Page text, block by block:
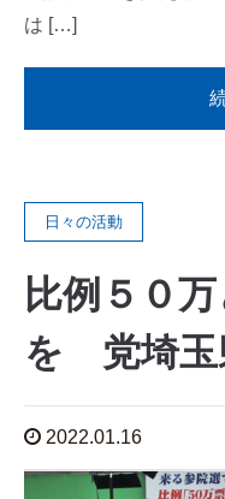
は […]
日々の活動
比例５０
を 党埼玉
2022.01.16